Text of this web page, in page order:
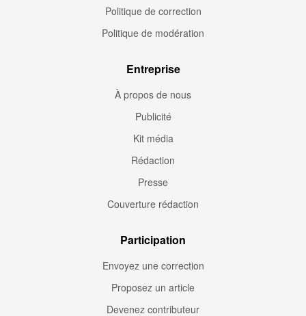
Politique de correction
Politique de modération
Entreprise
À propos de nous
Publicité
Kit média
Rédaction
Presse
Couverture rédaction
Participation
Envoyez une correction
Proposez un article
Devenez contributeur